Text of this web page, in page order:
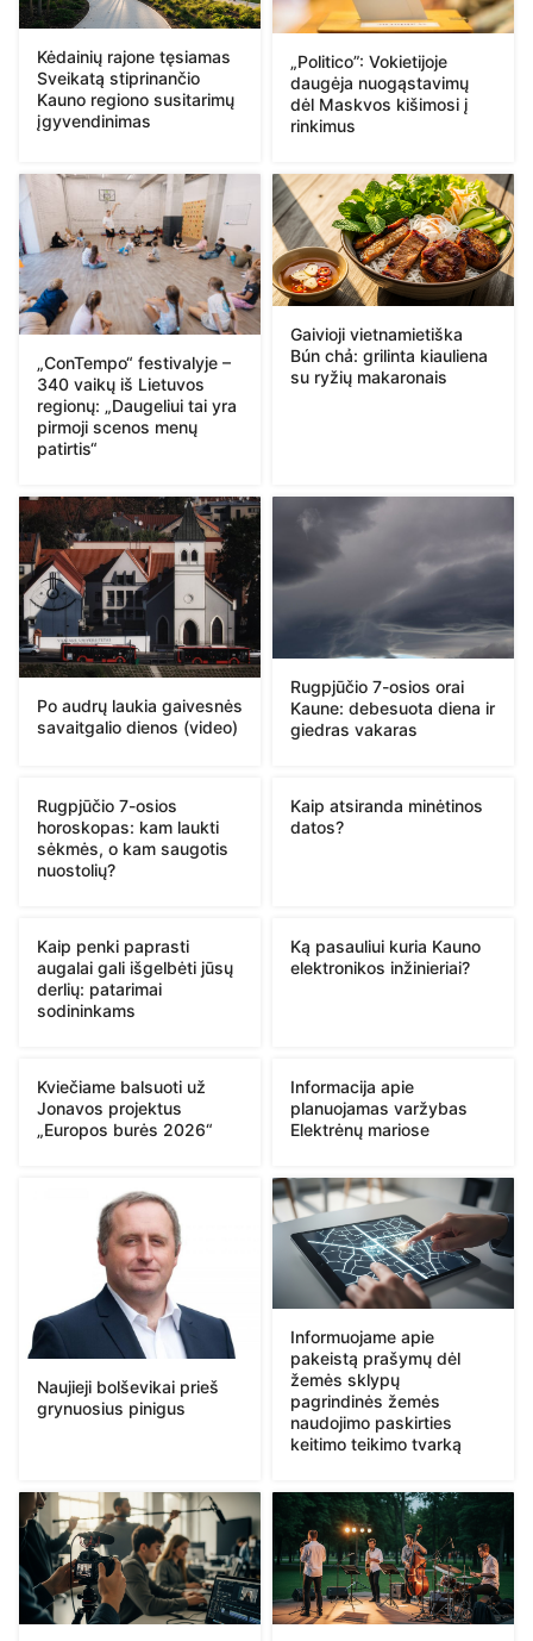
Kėdainių rajone tęsiamas
Sveikatą stiprinančio
Kauno regiono susitarimų
įgyvendinimas
„Politico”: Vokietijoje
daugėja nuogąstavimų
dėl Maskvos kišimosi į
rinkimus
„ConTempo“ festivalyje –
340 vaikų iš Lietuvos
regionų: „Daugeliui tai yra
pirmoji scenos menų
patirtis“
Gaivioji vietnamietiška
Bún chả: grilinta kiauliena
su ryžių makaronais
Po audrų laukia gaivesnės
savaitgalio dienos (video)
Rugpjūčio 7-osios orai
Kaune: debesuota diena ir
giedras vakaras
Rugpjūčio 7-osios
horoskopas: kam laukti
sėkmės, o kam saugotis
nuostolių?
Kaip atsiranda minėtinos
datos?
Kaip penki paprasti
augalai gali išgelbėti jūsų
derlių: patarimai
sodininkams
Ką pasauliui kuria Kauno
elektronikos inžinieriai?
Kviečiame balsuoti už
Jonavos projektus
„Europos burės 2026“
Informacija apie
planuojamas varžybas
Elektrėnų mariose
Naujieji bolševikai prieš
grynuosius pinigus
Informuojame apie
pakeistą prašymų dėl
žemės sklypų
pagrindinės žemės
naudojimo paskirties
keitimo teikimo tvarką